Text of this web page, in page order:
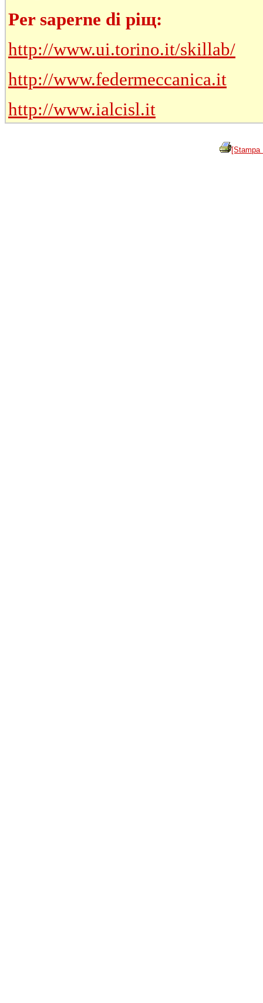
Per saperne di piщ:
http://www.ui.torino.it/skillab/
http://www.federmeccanica.it
http://www.ialcisl.it
[Stampa